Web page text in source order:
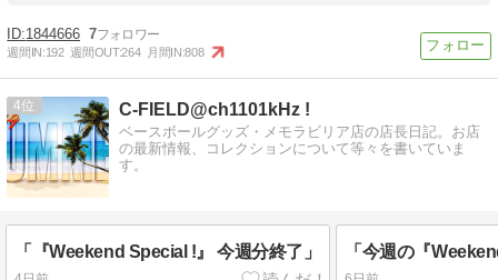
1844666 7
週間IN:192 週間OUT:264 月間IN:808
4 C-FIELD@ch1101kHz !
ベースボールグッズ・メモラビリア店の店長日記。お店
の最新情報、コレクションについて等々を書いていま
す。
「『Weekend Special !』 今週分終了」